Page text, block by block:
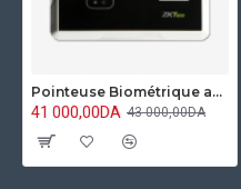
Pointeuse Biométrique avec empreinte et reconnaissance faciale ZKTeco MB160
41 000,00DA 43 000,00DA